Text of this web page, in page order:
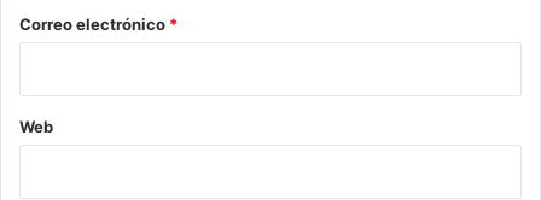
*
Correo electrónico *
Web